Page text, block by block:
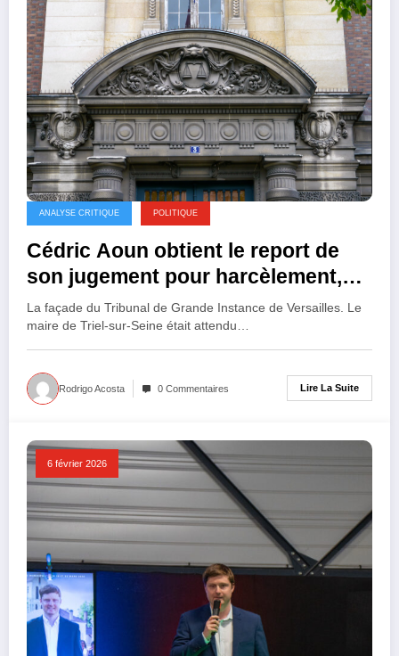
ANALYSE CRITIQUE POLITIQUE
Cédric Aoun obtient le report de
son jugement pour harcèlement,
pour la seconde fois
La façade du Tribunal de Grande Instance de Versailles. Le
maire de Triel-sur-Seine était attendu…
Rodrigo Acosta 0 Commentaires Lire La Suite
6 février 2026